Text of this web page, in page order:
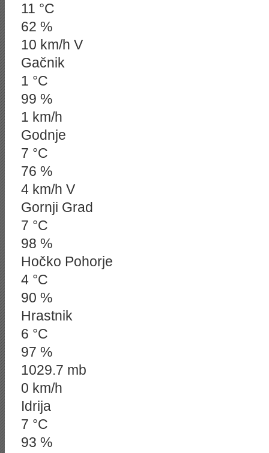
11 °C
62 %
10 km/h V
Gačnik
1 °C
99 %
1 km/h
Godnje
7 °C
76 %
4 km/h V
Gornji Grad
7 °C
98 %
Hočko Pohorje
4 °C
90 %
Hrastnik
6 °C
97 %
1029.7 mb
0 km/h
Idrija
7 °C
93 %